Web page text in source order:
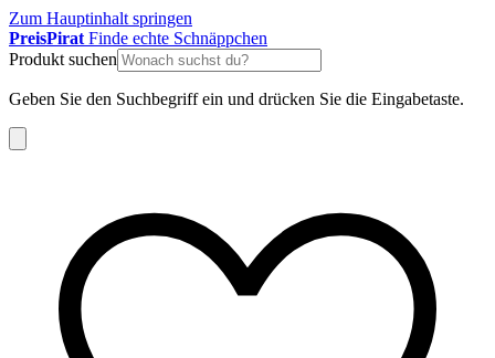
Zum Hauptinhalt springen
PreisPirat Finde echte Schnäppchen
Produkt suchen
Geben Sie den Suchbegriff ein und drücken Sie die Eingabetaste.